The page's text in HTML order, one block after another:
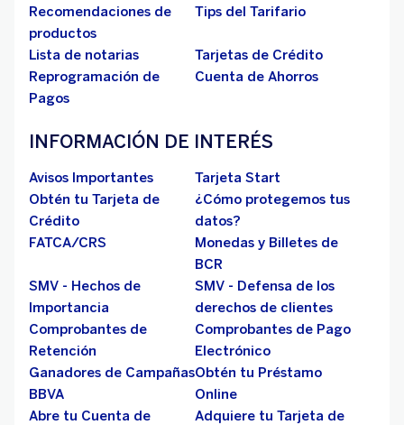
Recomendaciones de
productos
Tips del Tarifario
Lista de notarias
Tarjetas de Crédito
Reprogramación de
Pagos
Cuenta de Ahorros
INFORMACIÓN DE INTERÉS
Avisos Importantes
Tarjeta Start
Obtén tu Tarjeta de
Crédito
¿Cómo protegemos tus
datos?
FATCA/CRS
Monedas y Billetes de
BCR
SMV - Hechos de
Importancia
SMV - Defensa de los
derechos de clientes
Comprobantes de
Retención
Comprobantes de Pago
Electrónico
Ganadores de Campañas
BBVA
Obtén tu Préstamo
Online
Abre tu Cuenta de
Adquiere tu Tarjeta de